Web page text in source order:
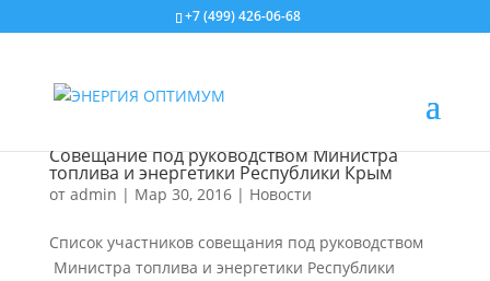
+7 (499) 426-06-68
Совещание под руководством Министра
топлива и энергетики Республики Крым
от admin | Мар 30, 2016| Новости
Список участников совещания под руководством
Министра топлива и энергетики Республики